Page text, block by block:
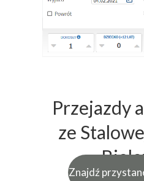
Znajdź
Przejazdy
ze